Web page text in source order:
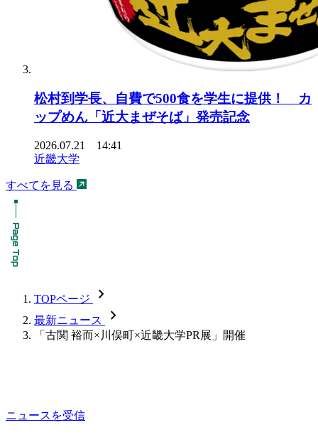
松村到学長、自費で500食を学生に提供！ カ
ップめん「近大まぜそば」発売記念
2026.07.21 14:41
近畿大学
すべてを見る
TOPページ chevron_forward
最新ニュース chevron_forward
「古関 裕而×川俣町×近畿大学PR展」開催
ニュースを受信